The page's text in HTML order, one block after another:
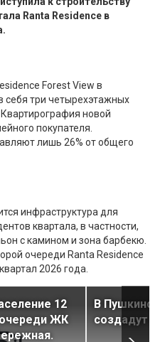
Ranta Residence в
Forest View в
себя три четырехэтажных
новой
покупателя.
лишь 26% от общего
инфраструктура для
квартала, в частности,
с камином и зона барбекю.
очереди Ranta Residence
2026 года.
12
ЖК
В
создадут